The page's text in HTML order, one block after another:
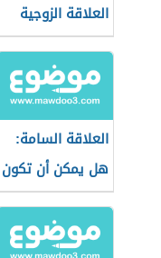
العلاقة الزوجية
العلاقة السامة:
هل يمكن أن تكون
بين الأهل؟